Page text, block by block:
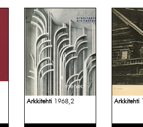
Arkkitehti 1968,2 Arkkitehti